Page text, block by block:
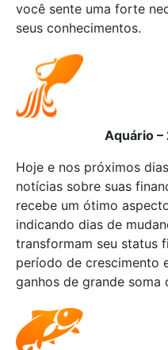
você sente uma forte
seus conhecimentos.
Aquário –
Hoje e nos próximos
notícias sobre suas
recebe um ótimo
indicando dias de
transformam seu status
período de crescimento
ganhos de grande soma